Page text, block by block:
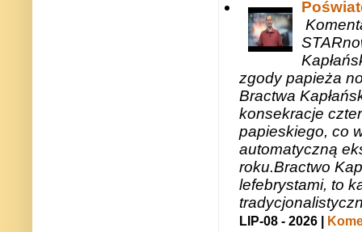
zgody papieża
Bractwa
konsekracje
papieskiego, co
automatyczną
roku.Bractwo
lefebrystami, to
LIP-08 - 2026 |